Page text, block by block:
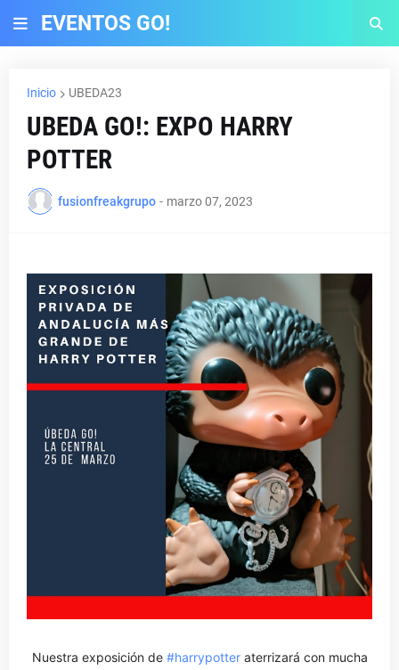
EVENTOS GO!
Inicio UBEDA23
UBEDA GO!: EXPO HARRY
POTTER
fusionfreakgrupo - marzo 07, 2023
Nuestra exposición de #harrypotteraterrizará con mucha